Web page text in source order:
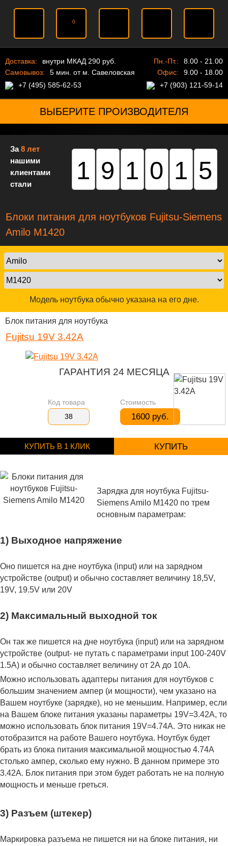
0
Доставка:
внутри МКАД 290 руб.
Самовывоз:
5 мин. от м. Савеловская
+7 (495) 585-62-53
Пн.-Пт.:
8.00 - 21.00
Офис:
9.00 - 18.00
+7 (903) 121-59-14
ВЫБЕРИТЕ ПРОИЗВОДИТЕЛЯ
За8 лет
нашими
клиентами
стали
191015
Блоки питания для ноутбуков Fujitsu-Siemens
Amilo M1420
Модель ноутбука обычно указана на его дне.
Блок питания для ноутбука
Fujitsu 19V 3.42A
ГАРАНТИЯ 24 МЕСЯЦА
Код товара
38
Стоимость
1600 руб.
КУПИТЬ В 1 КЛИК КУПИТЬ
Зарядка для ноутбука Fujitsu-
Siemens Amilo M1420 по трем
основным параметрам:
1) Выходное напряжение
Оно пишется на дне ноутбука (input) или на зарядном
устройстве (output) и обычно составляет величину 18,5V,
19V, 19.5V или 20V
2) Максимальный выходной ток
Он так же пишется на дне ноутбука (input) или на зарядном
устройстве (output- не путать с параметрами input 100-240V
1.5A) и обычно составляет величину от 2А до 10A.
Можно использовать адаптеры питания для ноутбуков с
большим значением ампер (и мощности), чем указано на
Вашем ноутбуке (зарядке), но не меньшим. Например, если
на Вашем блоке питания указаны параметры 19V=3.42A, то
можно использовать блок питания 19V=4.74A. Это никак не
отобразится на работе Вашего ноутбука. Ноутбук будет
брать из блока питания максимальной мощностью 4.74А
столько ампер, сколько ему нужно. В данном примере это
3.42А. Блок питания при этом будет работать не на полную
мощность и меньше греться.
3) Разъем (штекер)
Маркировка разъема не пишется ни на блоке питания, ни